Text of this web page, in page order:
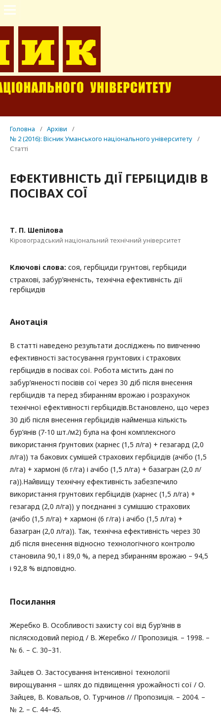
Головна / Архіви
/
№ 2 (2016): Вісник Уманського національного університету /
Статті
ЕФЕКТИВНІСТЬ ДІЇ ГЕРБІЦИДІВ В
ПОСІВАХ СОЇ
Т. П. Шепілова
Кіровоградський національний технічний університет
Ключові слова: соя, гербіциди грунтові, гербіциди
страхові, забур’яненість, технічна ефективність дії
гербіцидів
Анотація
В статті наведено результати досліджень по вивченню
ефективності застосування грунтових і страхових
гербіцидів в посівах сої. Робота містить дані по
забур’яненості посівів сої через 30 діб після внесення
гербіцидів та перед збиранням врожаю і розрахунок
технічної ефективності гербіцидів.Встановлено, що через
30 діб після внесення гербіцидів найменша кількість
бур’янів (7-10 шт./м2) була на фоні комплексного
використання ґрунтових (харнес (1,5 л/га) + гезагард (2,0
л/га)) та бакових сумішей страхових гербіцидів (ачібо (1,5
л/га) + хармоні (6 г/га) і ачібо (1,5 л/га) + базагран (2,0 л/
га)).Найвищу технічну ефективність забезпечило
використання грунтових гербіцидів (харнес (1,5 л/га) +
гезагард (2,0 л/га)) у поєднанні з сумішшю страхових
(ачібо (1,5 л/га) + хармоні (6 г/га) і ачібо (1,5 л/га) +
базагран (2,0 л/га)). Так, технічна ефективність через 30
діб після внесення відносно технологічного контролю
становила 90,1 і 89,0 %, а перед збиранням врожаю – 94,5
і 92,8 % відповідно.
Посилання
Жеребко В. Особливості захисту сої від бур’янів в
післясходовий період / В. Жеребко // Пропозиція. – 1998. –
№ 6. – С. 30–31.
Зайцев О. Застосування інтенсивної технології
вирощування – шлях до підвищення урожайності сої / О.
Зайцев, В. Ковальов, О. Турчинов // Пропозиція. – 2004. –
№ 2. – С. 44–45.